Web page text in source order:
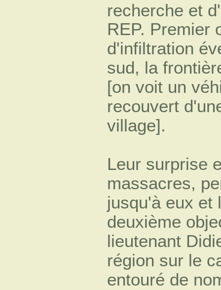
recherche et
REP. Premier
d'infiltration
sud, la
[on voit un
recouvert
village].
Leur surprise
massacres,
jusqu'à eux et
deuxième
lieutenant
région sur le
entouré de